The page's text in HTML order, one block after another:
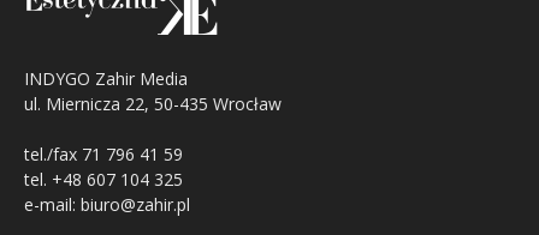
INDYGO Zahir Media
ul. Miernicza 22, 50-435 Wrocław
tel./fax 71 796 41 59
tel. +48 607 104 325
e-mail: biuro@zahir.pl